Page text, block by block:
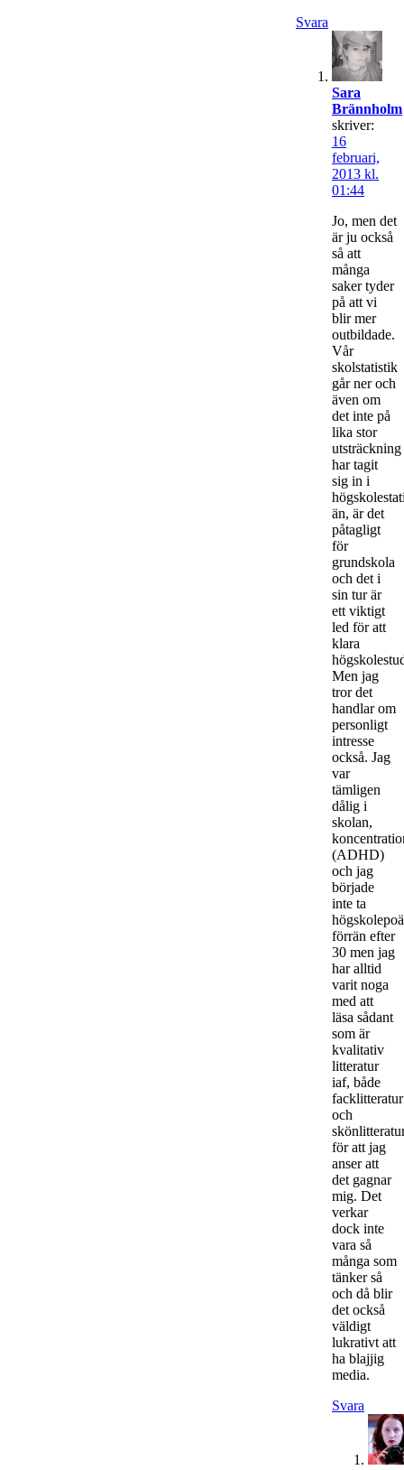
Svara
Sara
Brännholm
skriver:
16
februari,
2013 kl.
01:44
Jo, men det
är ju också
så att
många
saker tyder
på att vi
blir mer
outbildade.
Vår
skolstatistik
går ner och
även om
det inte på
lika stor
utsträckning
har tagit
sig in i
än, är det
påtagligt
för
grundskola
och det i
sin tur är
ett viktigt
led för att
klara
Men jag
tror det
handlar om
personligt
intresse
också. Jag
var
tämligen
dålig i
skolan,
(ADHD)
och jag
började
inte ta
förrän efter
30 men jag
har alltid
varit noga
med att
läsa sådant
som är
kvalitativ
litteratur
iaf, både
facklitteratur
och
för att jag
anser att
det gagnar
mig. Det
verkar
dock inte
vara så
många som
tänker så
och då blir
det också
väldigt
lukrativt att
ha blajjig
media.
Svara